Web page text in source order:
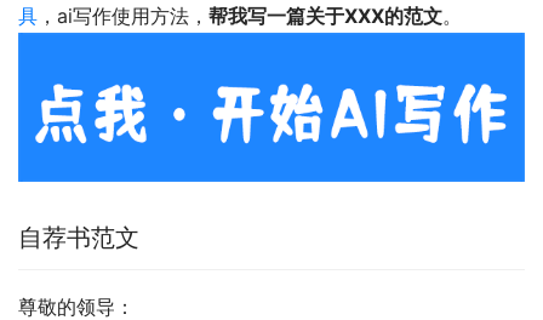
具 ，ai写作使用方法， 帮我写一篇关于XXX的范文。
自荐书范文
尊敬的领导：